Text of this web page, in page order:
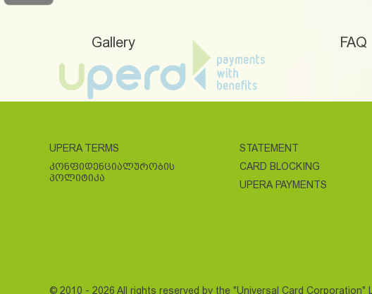
Gallery FAQ
UPERA TERMS
ᲙᲝᲜᲤᲘᲓᲔᲜᲪᲘᲐᲚᲣᲠᲝᲑᲘᲡ
ᲞᲝᲚᲘᲢᲘᲙᲐ
STATEMENT
CARD BLOCKING
UPERA PAYMENTS
© 2010 - 2026 All rights reserved by the "Universal Card Corporation"